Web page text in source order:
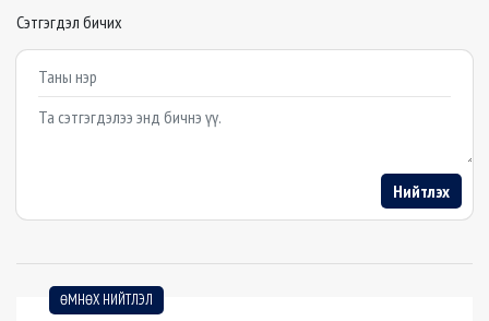
Сэтгэгдэл бичих
Example textarea
Нийтлэх
ӨМНӨХ НИЙТЛЭЛ